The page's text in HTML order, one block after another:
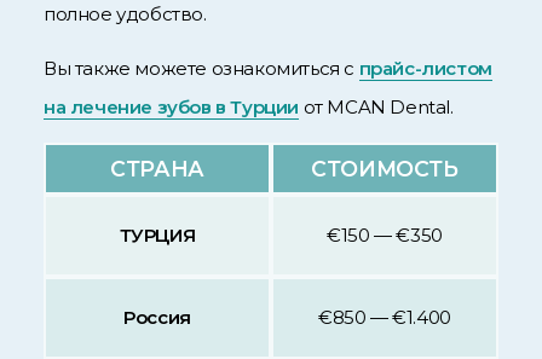
полное удобство.
Вы также можете ознакомиться с прайс-листом
на лечение зубов в Турции от MCAN Dental.
СТРАНА СТОИМОСТЬ
ТУРЦИЯ €150 — €350
Россия €850 — €1.400